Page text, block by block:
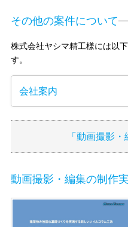
その他の案件について
株式会社ヤシマ精工様には以
す。
会社案内
「動画撮影
動画撮影・編集の制作